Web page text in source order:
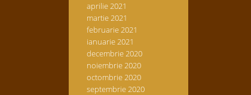
aprilie 2021
martie 2021
februarie 2021
ianuarie 2021
decembrie 2020
noiembrie 2020
octombrie 2020
septembrie 2020